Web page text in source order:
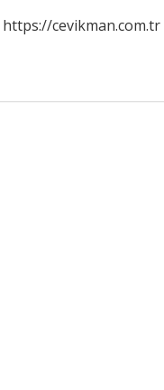
https://cevikman.com.tr